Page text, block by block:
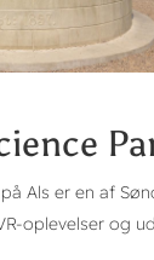
på Als er en af
oplevelser og